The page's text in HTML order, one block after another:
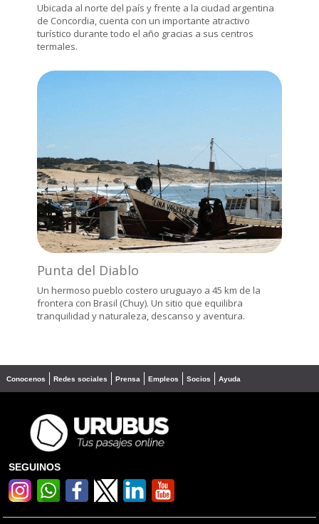
Ubicada al norte del país y frente a la ciudad argentina
de Concordia, cuenta con un importante atractivo
turístico durante todo el año gracias a sus centros
termales.
Punta del Diablo
Un hermoso pueblo costero uruguayo a 45 km de la
frontera con Brasil (Chuy). Un sitio que equilibra
tranquilidad y naturaleza, descanso y aventura.
Conocenos Redes sociales Prensa Empleos Socios Ayuda
SEGUINOS